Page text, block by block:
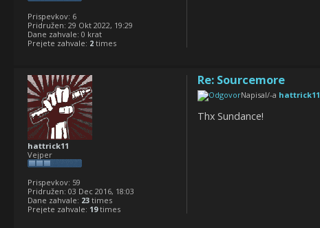
Prispevkov: 6
Pridružen: 29 Okt 2022, 19:29
Dane zahvale: 0 krat
Prejete zahvale: 2 times
Re: Sourcemore
Napisal/-a hattrick11
Thx Sundance!
hattrick11
Vejper
Prispevkov: 59
Pridružen: 03 Dec 2016, 18:03
Dane zahvale: 23 times
Prejete zahvale: 19times